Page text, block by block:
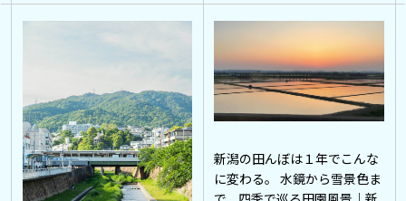
新潟の田んぼは１年でこんな
に変わる。 水鏡から雪景色ま